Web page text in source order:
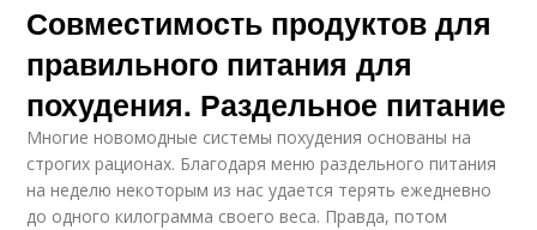
Совместимость продуктов для
правильного питания для
похудения. Раздельное питание
Многие новомодные системы похудения основаны на
строгих рационах. Благодаря меню раздельного питания
на неделю некоторым из нас удается терять ежедневно
до одного килограмма своего веса. Правда, потом